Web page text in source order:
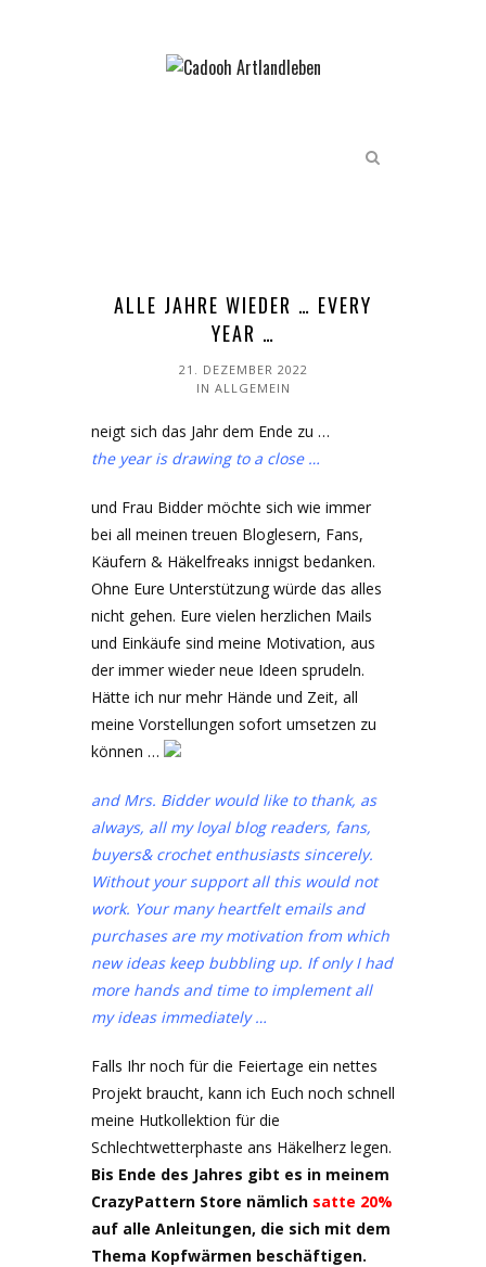
ALLE JAHRE WIEDER … EVERY
YEAR …
21. DEZEMBER 2022
IN ALLGEMEIN
neigt sich das Jahr dem Ende zu …
the year is drawing to a close …
und Frau Bidder möchte sich wie immer
bei all meinen treuen Bloglesern, Fans,
Käufern & Häkelfreaks innigst bedanken.
Ohne Eure Unterstützung würde das alles
nicht gehen. Eure vielen herzlichen Mails
und Einkäufe sind meine Motivation, aus
der immer wieder neue Ideen sprudeln.
Hätte ich nur mehr Hände und Zeit, all
meine Vorstellungen sofort umsetzen zu
können …
and Mrs. Bidder would like to thank, as
always, all my loyal blog readers, fans,
buyers& crochet enthusiasts sincerely.
Without your support all this would not
work. Your many heartfelt emails and
purchases are my motivation from which
new ideas keep bubbling up. If only I had
more hands and time to implement all
my ideas immediately …
Falls Ihr noch für die Feiertage ein nettes
Projekt braucht, kann ich Euch noch schnell
meine Hutkollektion für die
Schlechtwetterphaste ans Häkelherz legen.
Bis Ende des Jahres gibt es in meinem
CrazyPattern Store nämlich satte 20%
auf alle Anleitungen, die sich mit dem
Thema Kopfwärmen beschäftigen.